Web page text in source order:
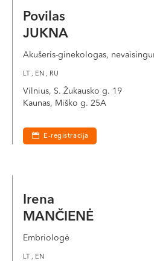
Povilas
JUKNA
Akušeris-ginekologas,
LT , EN , RU
Vilnius, S. Žukausko g. 19
Kaunas, Miško g. 25A
E-registracija
Irena
MANČIENĖ
Embriologė
LT , EN